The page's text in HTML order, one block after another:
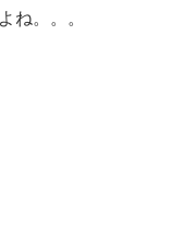
ね。。。